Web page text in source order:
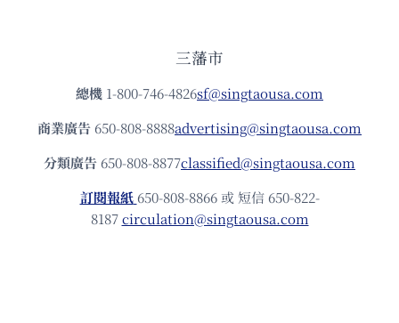
三藩市
總機 1-800-746-4826sf@singtaousa.com
商業廣告 650-808-8888advertising@singtaousa.com
分類廣告 650-808-8877classified@singtaousa.com
訂閱報紙 650-808-8866 或 短信 650-822-
8187circulation@singtaousa.com